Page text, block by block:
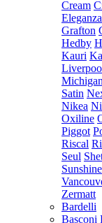
Cream
Eleganza
Grafton
Hedby
Kauri
Michigan
Satin
Nikea
Oxiline
Piggot
Riscal
Seul
Sunshine
Zermatt
Bardelli
Basconi